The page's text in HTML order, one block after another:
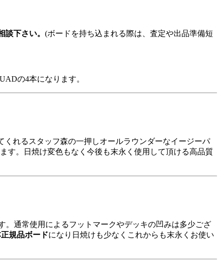
下さい。 (ボードを持ち込まれる際は、査定や出品準備短
の4本になります。
れるスタッフ森の一押しオールラウンダーなイージーパ
す。日焼け変色もなく今後も末永く使用して頂ける高品質
通常使用によるフットマークやデッキの凹みは多少ござ
規品ボードになり日焼けも少なくこれからも末永くお使い